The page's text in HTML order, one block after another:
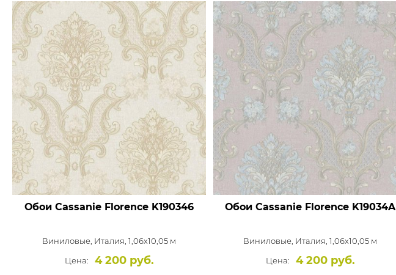
Обои Cassanie Florence K190346
Виниловые, Италия, 1,06x10,05 м
Цена:
4 200 руб.
Обои Cassanie Florence K19034A
Виниловые, Италия, 1,06x10,05 м
Цена:
4 200 руб.